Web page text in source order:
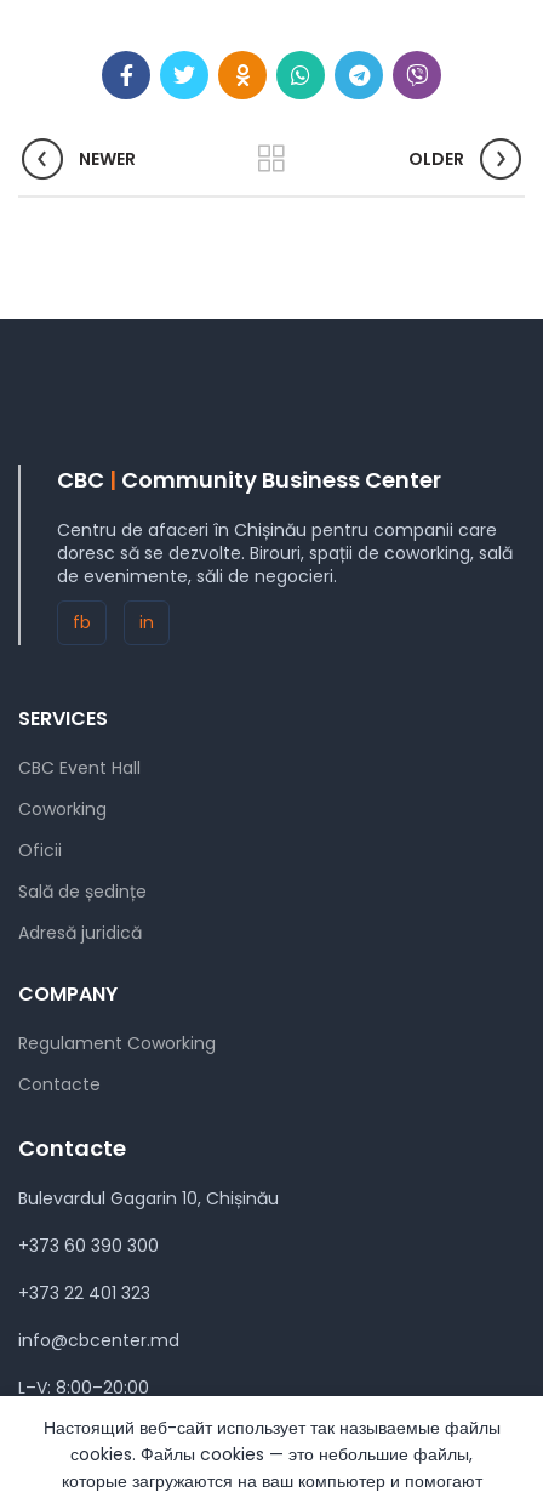
NEWER OLDER
CBC | Community Business Center
Centru de afaceri în Chișinău pentru companii care
doresc să se dezvolte. Birouri, spații de coworking, sală
de evenimente, săli de negocieri.
fb
in
SERVICES
CBC Event Hall
Coworking
Oficii
Sală de ședințe
Adresă juridică
COMPANY
Regulament Coworking
Contacte
Contacte
Bulevardul Gagarin 10, Chișinău
+373 60 390 300
+373 22 401 323
info@cbcenter.md
L–V: 8:00–20:00
Настоящий веб-сайт использует так называемые файлы
сookies. Файлы cookies — это небольшие файлы,
которые загружаются на ваш компьютер и помогают